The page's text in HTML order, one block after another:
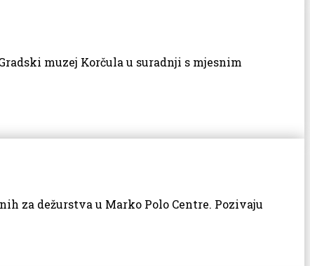
muzej Korčula u suradnji s mjesnim
za dežurstva u Marko Polo Centre. Pozivaju